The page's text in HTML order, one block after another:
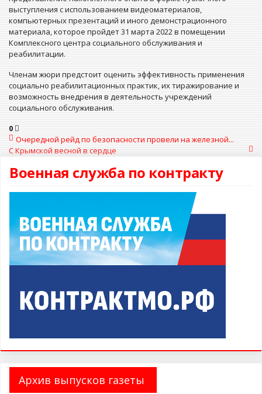
выступления с использованием видеоматериалов,
компьютерных презентаций и иного демонстрационного
материала, которое пройдет 31 марта 2022 в помещении
Комплексного центра социального обслуживания и
реабилитации.
Членам жюри предстоит оценить эффективность применения
социально реабилитационных практик, их тиражирование и
возможность внедрения в деятельность учреждений
социального обслуживания.
0
Очередной рейд по безопасности провели на железной...
С Крымской весной в сердце
Военная служба по контракту
Архив выпусков газеты